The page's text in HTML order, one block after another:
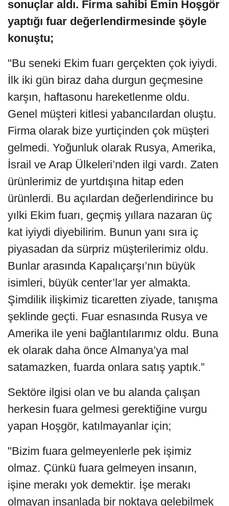
sonuçlar aldı. Firma sahibi Emin Hoşgör
yaptığı fuar değerlendirmesinde şöyle
konuştu;
"Bu seneki Ekim fuarı gerçekten çok iyiydi.
İlk iki gün biraz daha durgun geçmesine
karşın, haftasonu hareketlenme oldu.
Genel müşteri kitlesi yabancılardan oluştu.
Firma olarak bize yurtiçinden çok müşteri
gelmedi. Yoğunluk olarak Rusya, Amerika,
İsrail ve Arap Ülkeleri’nden ilgi vardı. Zaten
ürünlerimiz de yurtdışına hitap eden
ürünlerdi. Bu açılardan değerlendirince bu
yılki Ekim fuarı, geçmiş yıllara nazaran üç
kat iyiydi diyebilirim. Bunun yanı sıra iç
piyasadan da sürpriz müşterilerimiz oldu.
Bunlar arasında Kapalıçarşı’nın büyük
isimleri, büyük center’lar yer almakta.
Şimdilik ilişkimiz ticaretten ziyade, tanışma
şeklinde geçti. Fuar esnasında Rusya ve
Amerika ile yeni bağlantılarımız oldu. Buna
ek olarak daha önce Almanya’ya mal
satamazken, fuarda onlara satış yaptık.”
Sektöre ilgisi olan ve bu alanda çalışan
herkesin fuara gelmesi gerektiğine vurgu
yapan Hoşgör, katılmayanlar için;
"Bizim fuara gelmeyenlerle pek işimiz
olmaz. Çünkü fuara gelmeyen insanın,
işine merakı yok demektir. İşe merakı
olmayan insanlada bir noktaya gelebilmek